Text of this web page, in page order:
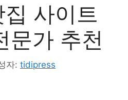
사이트
문가 추천
자: tidipress